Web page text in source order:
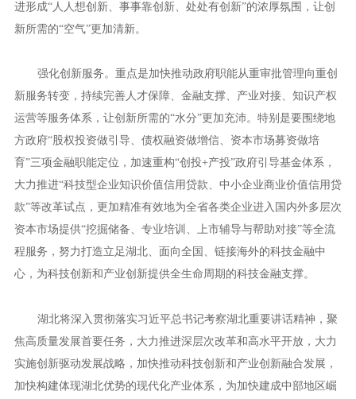
进形成“人人想创新、事事靠创新、处处有创新”的浓厚氛围，让创
新所需的“空气”更加清新。
强化创新服务。重点是加快推动政府职能从重审批管理向重创
新服务转变，持续完善人才保障、金融支撑、产业对接、知识产权
运营等服务体系，让创新所需的“水分”更加充沛。特别是要围绕地
方政府“股权投资做引导、债权融资做增信、资本市场募资做培
育”三项金融职能定位，加速重构“创投+产投”政府引导基金体系，
大力推进“科技型企业知识价值信用贷款、中小企业商业价值信用贷
款”等改革试点，更加精准有效地为全省各类企业进入国内外多层次
资本市场提供“挖掘储备、专业培训、上市辅导与帮助对接”等全流
程服务，努力打造立足湖北、面向全国、链接海外的科技金融中
心，为科技创新和产业创新提供全生命周期的科技金融支撑。
湖北将深入贯彻落实习近平总书记考察湖北重要讲话精神，聚
焦高质量发展首要任务，大力推进深层次改革和高水平开放，大力
实施创新驱动发展战略，加快推动科技创新和产业创新融合发展，
加快构建体现湖北优势的现代化产业体系，为加快建成中部地区崛